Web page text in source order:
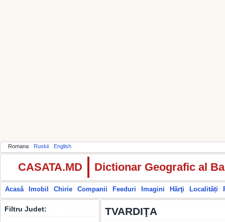
Romana Ruskii English
CASATA.MD Dictionar Geografic al
Acasă Imobil Chirie Companii Feeduri Imagini Hărţi Localități
Filtru Judet: TVARDIŢA